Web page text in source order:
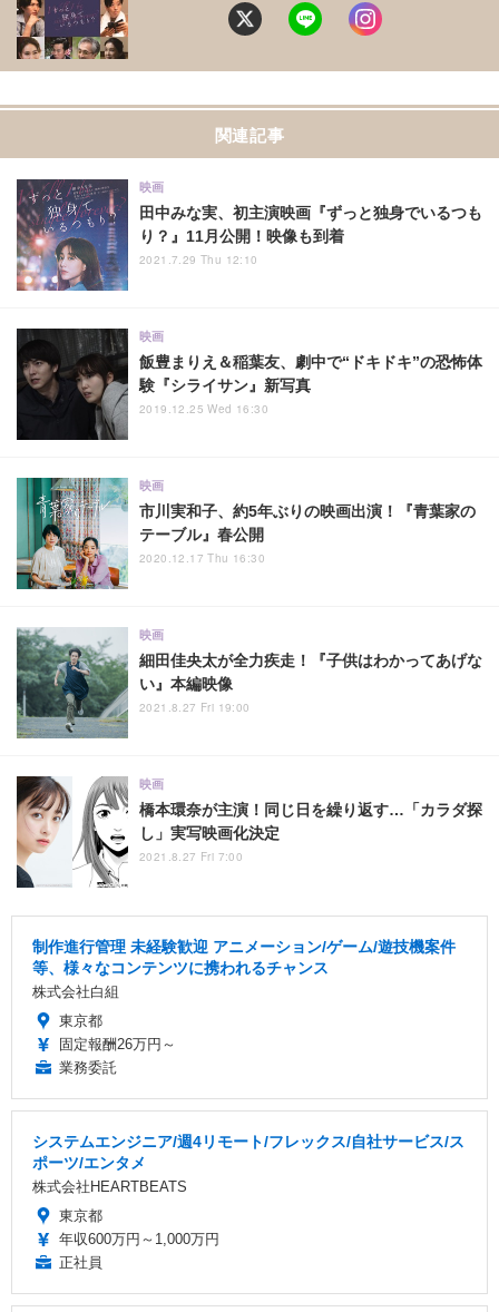
関連記事
田中みな実、初主演映画『ずっと独身でいるつも
り？』11月公開！映像も到着
映画
2021.7.29 Thu 12:10
飯豊まりえ＆稲葉友、劇中で“ドキドキ”の恐怖体
験『シライサン』新写真
映画
2019.12.25 Wed 16:30
市川実和子、約5年ぶりの映画出演！『青葉家の
テーブル』春公開
映画
2020.12.17 Thu 16:30
細田佳央太が全力疾走！『子供はわかってあげな
い』本編映像
映画
2021.8.27 Fri 19:00
橋本環奈が主演！同じ日を繰り返す…「カラダ探
し」実写映画化決定
映画
2021.8.27 Fri 7:00
制作進行管理 未経験歓迎 アニメーション/ゲーム/遊技機案件
等、様々なコンテンツに携われるチャンス
株式会社白組
東京都
固定報酬26万円～
業務委託
システムエンジニア/週4リモート/フレックス/自社サービス/ス
ポーツ/エンタメ
株式会社HEARTBEATS
東京都
年収600万円～1,000万円
正社員